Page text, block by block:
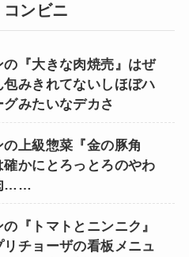
ンビニ
の『大きな肉焼売』はぜ
包みきれてないしほぼハ
グみたいなデカさ
の上級惣菜『金の豚角
確かにとろっとろのやわ
……
『トマトとニンニク』
リチョーザの看板メニュ